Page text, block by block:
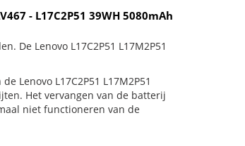
- L17C2P51 39WH 5080mAh
De Lenovo L17C2P51 L17M2P51
Lenovo L17C2P51 L17M2P51
Het vervangen van de batterij
niet functioneren van de